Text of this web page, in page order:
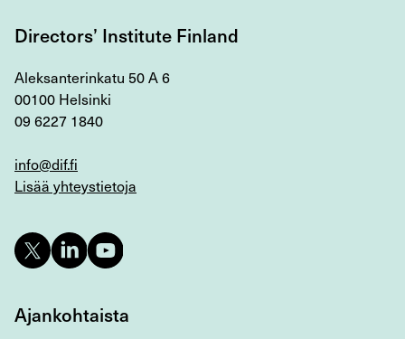
Directors’ Institute Finland
Aleksanterinkatu 50 A 6
00100 Helsinki
09 6227 1840
info@dif.fi
Lisää yhteystietoja
Ajankohtaista